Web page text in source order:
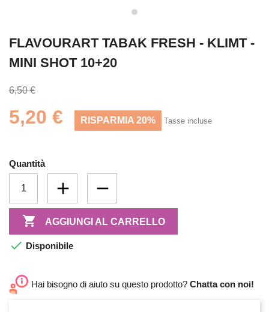
FLAVOURART TABAK FRESH - KLIMT -
MINI SHOT 10+20
6,50 €
5,20 € RISPARMIA 20% Tasse incluse
Quantità
 AGGIUNGI AL CARRELLO
 Disponibile
Hai bisogno di aiuto su questo prodotto? Chatta con noi!